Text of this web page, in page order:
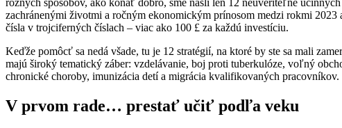
rôznych spôsobov, ako konať dobro, sme našli len 12 neuveriteľne
zachránenými životmi a ročným ekonomickým prínosom medzi rokmi
čísla v trojciferných číslach – viac ako 100 £ za každú investíciu.
Keďže pomôcť sa nedá všade, tu je 12 stratégií, na ktoré by ste sa mali
majú široký tematický záber: vzdelávanie, boj proti tuberkulóze, voľný
chronické choroby, imunizácia detí a migrácia kvalifikovaných pracovníkov.
V prvom rade… prestať učiť podľa veku